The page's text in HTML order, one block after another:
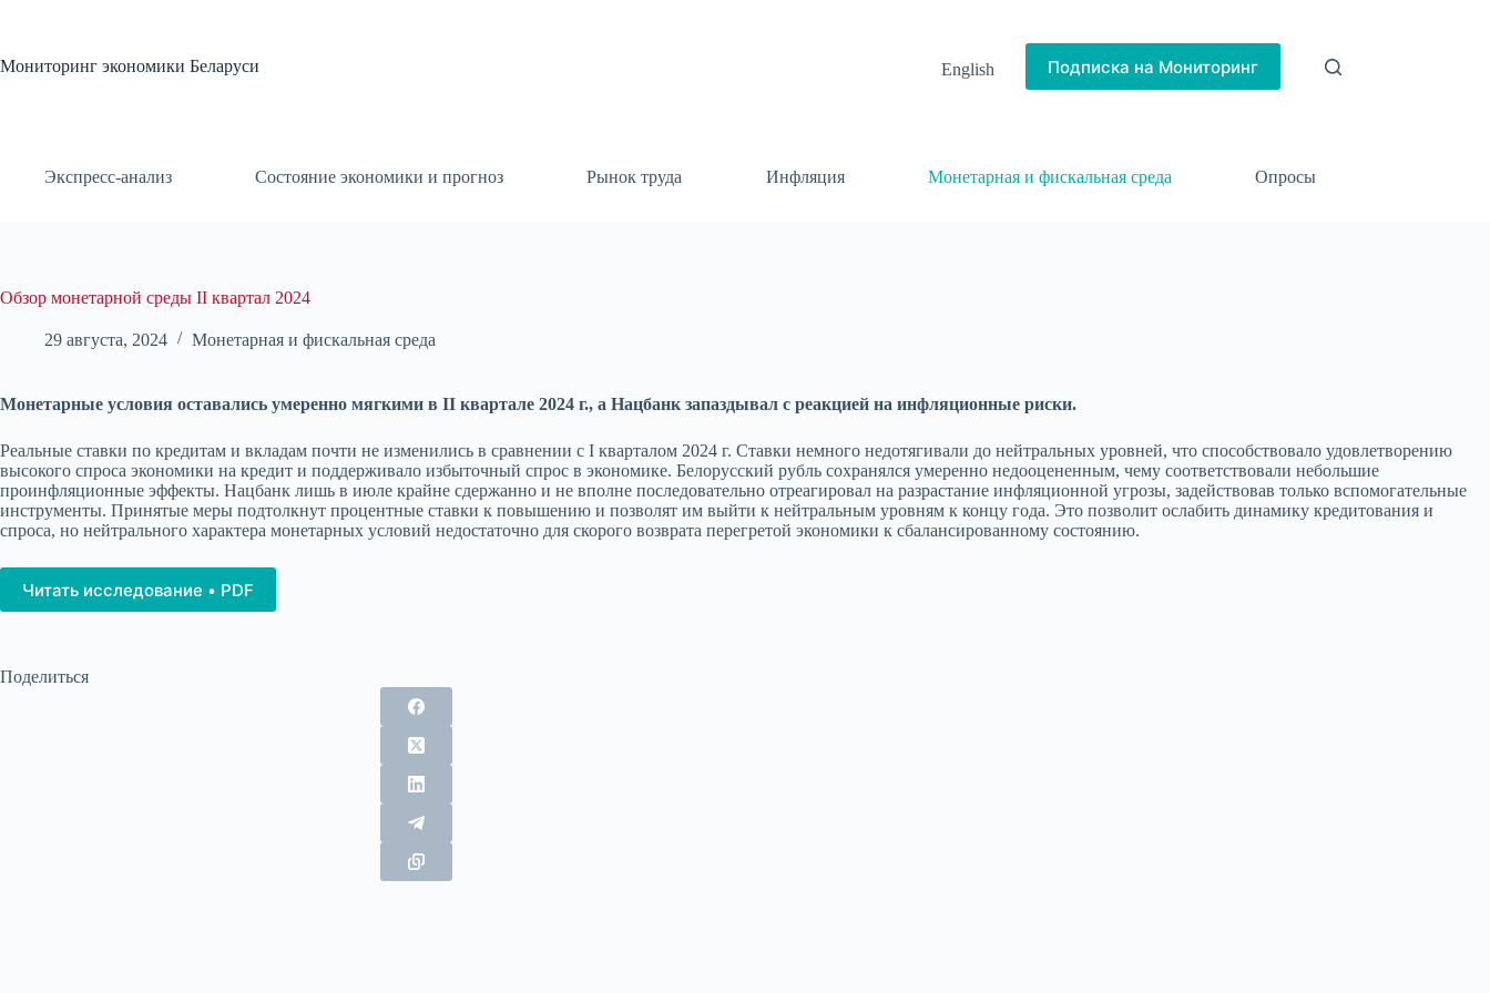
Мониторинг экономики Беларуси
English Подписка на Мониторинг
Экспресс-анализ Состояние экономики и прогноз Рынок труда Инфляция Монетарная и фискальная среда Опросы
Обзор монетарной среды II квартал 2024
29 августа, 2024 Монетарная и фискальная среда
Монетарные условия оставались умеренно мягкими в II квартале 2024 г., а Нацбанк запаздывал с реакцией на инфляционные риски.
Реальные ставки по кредитам и вкладам почти не изменились в сравнении с I кварталом 2024 г. Ставки немного недотягивали до нейтральных уровней, что способствовало удовлетворению
высокого спроса экономики на кредит и поддерживало избыточный спрос в экономике. Белорусский рубль сохранялся умеренно недооцененным, чему соответствовали небольшие
проинфляционные эффекты. Нацбанк лишь в июле крайне сдержанно и не вполне последовательно отреагировал на разрастание инфляционной угрозы, задействовав только вспомогательные
инструменты. Принятые меры подтолкнут процентные ставки к повышению и позволят им выйти к нейтральным уровням к концу года. Это позволит ослабить динамику кредитования и
спроса, но нейтрального характера монетарных условий недостаточно для скорого возврата перегретой экономики к сбалансированному состоянию.
Читать исследование • PDF
Поделиться